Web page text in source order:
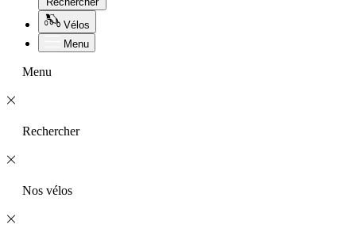
Vélos
Menu
Menu
Rechercher
Nos vélos